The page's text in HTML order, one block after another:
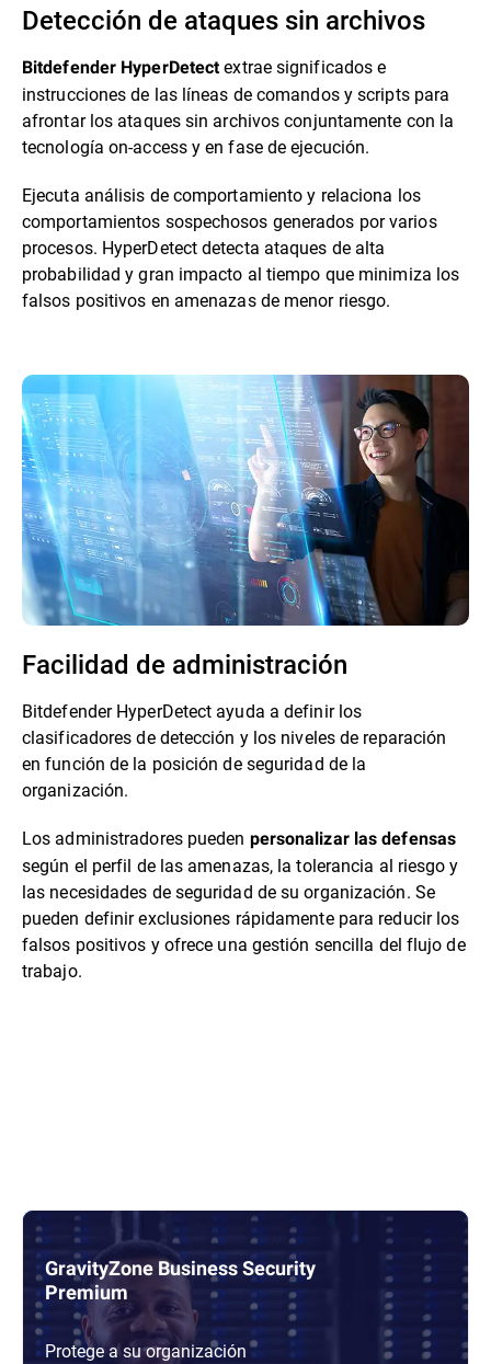
Detección de ataques sin archivos
Bitdefender HyperDetect extrae significados e
instrucciones de las líneas de comandos y scripts para
afrontar los ataques sin archivos conjuntamente con la
tecnología on-access y en fase de ejecución.
Ejecuta análisis de comportamiento y relaciona los
comportamientos sospechosos generados por varios
procesos. HyperDetect detecta ataques de alta
probabilidad y gran impacto al tiempo que minimiza los
falsos positivos en amenazas de menor riesgo.
Facilidad de administración
Bitdefender HyperDetect ayuda a definir los
clasificadores de detección y los niveles de reparación
en función de la posición de seguridad de la
organización.
Los administradores pueden personalizar las defensas
según el perfil de las amenazas, la tolerancia al riesgo y
las necesidades de seguridad de su organización. Se
pueden definir exclusiones rápidamente para reducir los
falsos positivos y ofrece una gestión sencilla del flujo de
trabajo.
GravityZone Business Security
Premium
Protege a su organización